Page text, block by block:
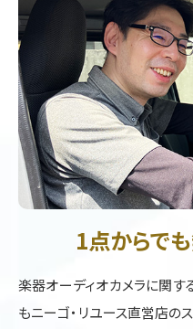
1点からで
楽器オーディオカメラに関
もニーゴ・リユース直営店の